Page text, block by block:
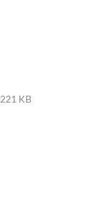
221 KB